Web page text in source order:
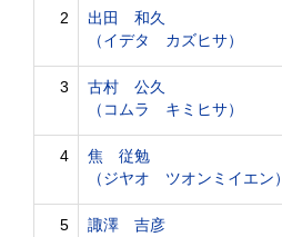
2
出田 和久
（イデタ カズヒサ）
3
古村 公久
（コムラ キミヒサ）
4
焦 従勉
（ジヤオ ツオンミイエン）
5
諏澤 吉彦